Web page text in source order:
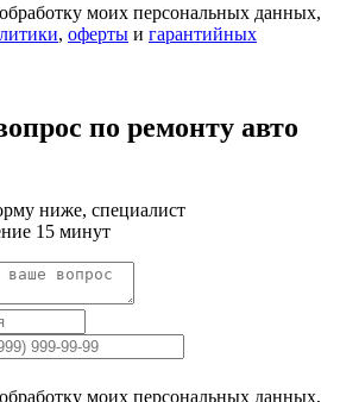
моих персональных данных,
, оферты и гарантийных
по ремонту авто
ниже, специалист
15 минут
моих персональных данных,